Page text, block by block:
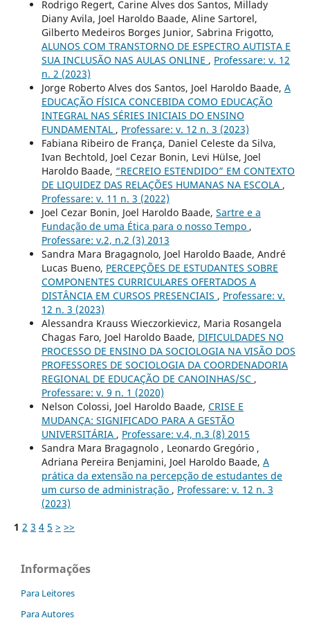
Rodrigo Regert, Carine Alves dos Santos, Millady
Diany Avila, Joel Haroldo Baade, Aline Sartorel,
Gilberto Medeiros Borges Junior, Sabrina Frigotto,
ALUNOS COM TRANSTORNO DE ESPECTRO AUTISTA E
SUA INCLUSÃO NAS AULAS ONLINE , Professare: v. 12
n. 2 (2023)
Jorge Roberto Alves dos Santos, Joel Haroldo Baade, A
EDUCAÇÃO FÍSICA CONCEBIDA COMO EDUCAÇÃO
INTEGRAL NAS SÉRIES INICIAIS DO ENSINO
FUNDAMENTAL , Professare: v. 12 n. 3 (2023)
Fabiana Ribeiro de França, Daniel Celeste da Silva,
Ivan Bechtold, Joel Cezar Bonin, Levi Hülse, Joel
Haroldo Baade, “RECREIO ESTENDIDO” EM CONTEXTO
DE LIQUIDEZ DAS RELAÇÕES HUMANAS NA ESCOLA ,
Professare: v. 11 n. 3 (2022)
Joel Cezar Bonin, Joel Haroldo Baade, Sartre e a
Fundação de uma Ética para o nosso Tempo ,
Professare: v.2, n.2 (3) 2013
Sandra Mara Bragagnolo, Joel Haroldo Baade, André
Lucas Bueno, PERCEPÇÕES DE ESTUDANTES SOBRE
COMPONENTES CURRICULARES OFERTADOS A
DISTÂNCIA EM CURSOS PRESENCIAIS , Professare: v.
12 n. 3 (2023)
Alessandra Krauss Wieczorkievicz, Maria Rosangela
Chagas Faro, Joel Haroldo Baade, DIFICULDADES NO
PROCESSO DE ENSINO DA SOCIOLOGIA NA VISÃO DOS
PROFESSORES DE SOCIOLOGIA DA COORDENADORIA
REGIONAL DE EDUCAÇÃO DE CANOINHAS/SC ,
Professare: v. 9 n. 1 (2020)
Nelson Colossi, Joel Haroldo Baade, CRISE E
MUDANÇA: SIGNIFICADO PARA A GESTÃO
UNIVERSITÁRIA , Professare: v.4, n.3 (8) 2015
Sandra Mara Bragagnolo , Leonardo Gregório ,
Adriana Pereira Benjamini, Joel Haroldo Baade, A
prática da extensão na percepção de estudantes de
um curso de administração , Professare: v. 12 n. 3
(2023)
1 2 3 4 5 > >>
Informações
Para Leitores
Para Autores